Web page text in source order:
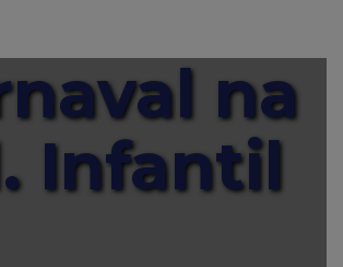
na
Infantil